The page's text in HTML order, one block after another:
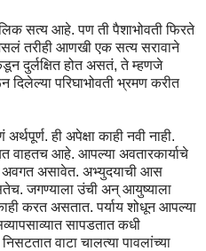
सत्य आहे. पण ती पैशाभोवती फिरते
तरीही आणखी एक सत्य सरावाने
दुर्लक्षित होत असतं, ते म्हणजे
दिलेल्या परिघाभोवती भ्रमण करीत
ही अपेक्षा काही नवी नाही.
वाहतच आहे. आपल्या अवतारकार्याचे
अवगत असावेत. अभ्युदयाची आस
जगण्याला उंची अन् आयुष्याला
करत असतात. पर्याय शोधून आपल्या
सापडतात कधी
वाटा चालत्या पावलांच्या